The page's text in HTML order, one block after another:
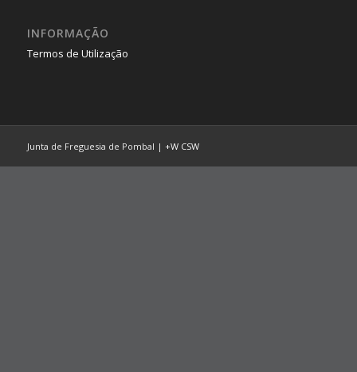
INFORMAÇÃO
Termos de Utilização
Junta de Freguesia de Pombal | +W CSW